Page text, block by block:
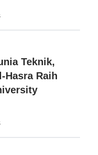
Teknik,
Hasra Raih